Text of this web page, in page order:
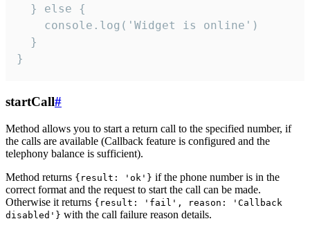
  } else {
    console.log('Widget is online')
  }
}
startCall#
Method allows you to start a return call to the specified number, if
the calls are available (Callback feature is configured and the
telephony balance is sufficient).
Method returns {result: 'ok'} if the phone number is in the
correct format and the request to start the call can be made.
Otherwise it returns {result: 'fail', reason: 'Callback
disabled'} with the call failure reason details.